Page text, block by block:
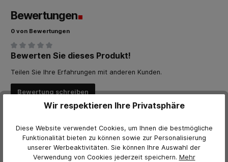
Bewertungen
0 von Bewertungen
Durchschnittliche Bewertung von 0 von 5 Sternen
Bewerten Sie dieses Produkt!
Teilen Sie Ihre Erfahrungen mit anderen Kunden.
Bewertung schreiben
Keine Bewertungen gefunden. Teilen Sie Ihre Erfahrungen
mit anderen.
Wir respektieren Ihre Privatsphäre
Diese Website verwendet Cookies, um Ihnen die bestmögliche
Funktionalität bieten zu können sowie zur Personalisierung
unserer Werbeaktivitäten. Sie können Ihre Auswahl der
Verwendung von Cookies jederzeit speichern. Mehr